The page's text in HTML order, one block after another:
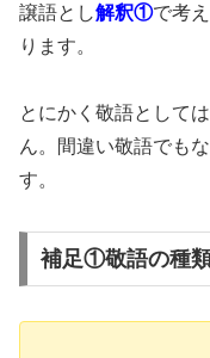
譲語とし解釈①で考
ります。
とにかく敬語として
ん。間違い敬語でも
す。
補足①敬語の種類